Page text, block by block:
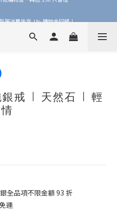
購物金，再送 $50 入會禮
銀戒 | 天然石 | 輕
全品項不限金額 93 折
運